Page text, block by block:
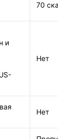
70
и
Нет
Нет